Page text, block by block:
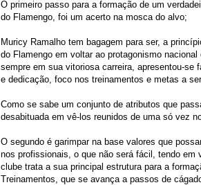
O primeiro passo para a formação de um
do Flamengo, foi um acerto na mosca do alvo;
Muricy Ramalho tem bagagem para ser, a
do Flamengo em voltar ao protagonismo
sempre em sua vitoriosa carreira, apresentou-se
e dedicação, foco nos treinamentos e metas a
Como se sabe um conjunto de atributos que
desabituada em vê-los reunidos de uma só vez
O segundo é garimpar na base valores que
nos profissionais, o que não será fácil, tendo em
clube trata a sua principal estrutura para a
Treinamentos, que se avança a passos de